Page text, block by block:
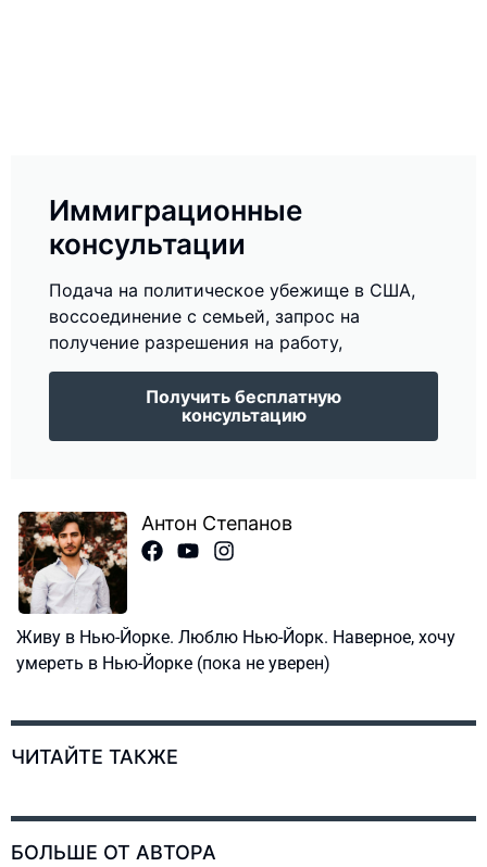
Иммиграционные
консультации
Подача на политическое убежище в США,
воссоединение с семьей, запрос на
получение разрешения на работу,
Получить бесплатную
консультацию
Антон Степанов
Живу в Нью-Йорке. Люблю Нью-Йорк. Наверное, хочу
умереть в Нью-Йорке (пока не уверен)
ЧИТАЙТЕ ТАКЖЕ
БОЛЬШЕ ОТ АВТОРА